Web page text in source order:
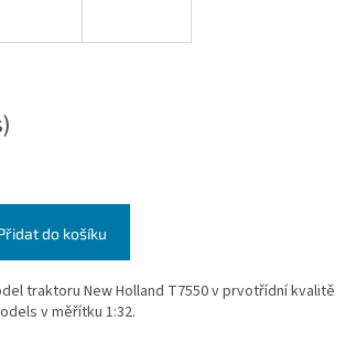
do košíku
traktoru New Holland T7550v prvotřídní kvalitě
v měřítku 1:32.